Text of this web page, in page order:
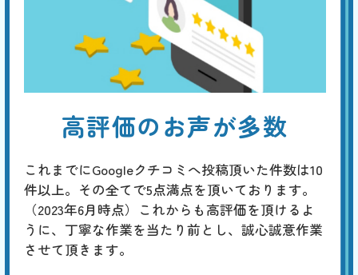
高評価のお声が多数
これまでにGoogleクチコミへ投稿頂いた件数は10
件以上。その全てで5点満点を頂いております。
（2023年6月時点）これからも高評価を頂けるよ
うに、丁寧な作業を当たり前とし、誠心誠意作業
させて頂きます。